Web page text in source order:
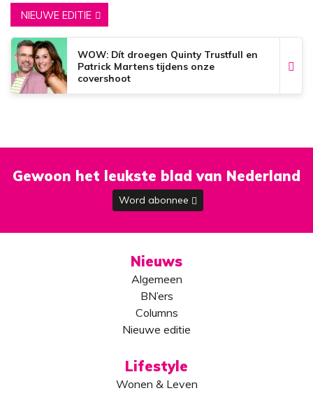
NIEUWE EDITIE
WOW: Dít droegen Quinty Trustfull en
Patrick Martens tijdens onze
covershoot
Gewoon het leukste blad van Nederland
Word abonnee
Nieuws
Algemeen
BN’ers
Columns
Nieuwe editie
Lifestyle
Wonen & Leven